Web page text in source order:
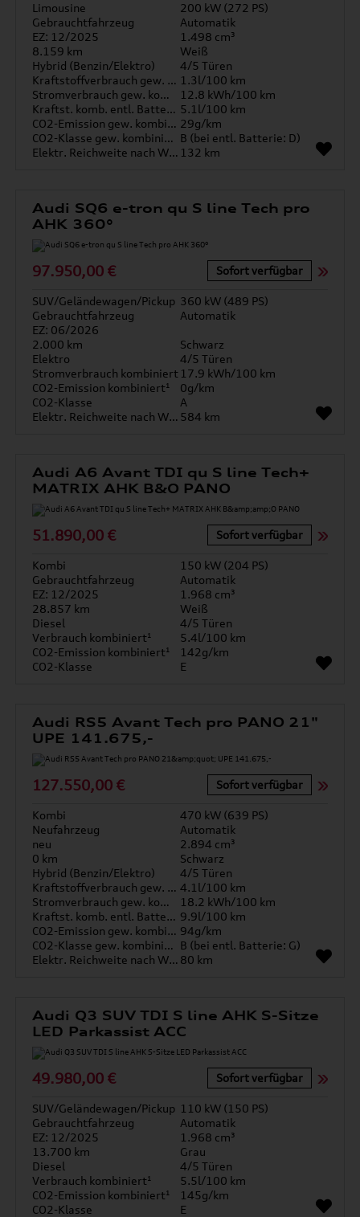
Limousine
200 kW (272 PS)
Gebrauchtfahrzeug
Automatik
EZ: 12/2025
1.498 cm³
8.159 km
Weiß
Hybrid (Benzin/Elektro)
4/5 Türen
Kraftstoffverbrauch gew. kombiniert 1.3l/100 km
Stromverbrauch gew. kombiniert
12.8 kWh/100 km
Kraftst. komb. entl. Batterie 5.1l/100 km
CO2-Emission gew. kombiniert 29g/km
CO2-Klasse gew. kombiniert B (bei entl. Batterie: D)
Elektr. Reichweite nach WLTP* 132 km
Audi SQ6 e-tron qu S line Tech pro
AHK 360°
97.950,00 € Sofort verfügbar
SUV/Geländewagen/Pickup 360 kW (489 PS)
Gebrauchtfahrzeug
Automatik
EZ: 06/2026
2.000 km
Schwarz
Elektro
4/5 Türen
Stromverbrauch kombiniert 17.9 kWh/100 km
CO2-Emission kombiniert¹
0g/km
CO2-Klasse
A
Elektr. Reichweite nach WLTP* 584 km
Audi A6 Avant TDI qu S line Tech+
MATRIX AHK B&O PANO
51.890,00 € Sofort verfügbar
Kombi
150 kW (204 PS)
Gebrauchtfahrzeug
Automatik
EZ: 12/2025
1.968 cm³
28.857 km
Weiß
Diesel
4/5 Türen
Verbrauch kombiniert¹
5.4l/100 km
CO2-Emission kombiniert¹
142g/km
CO2-Klasse
E
Audi RS5 Avant Tech pro PANO 21"
UPE 141.675,-
127.550,00 € Sofort verfügbar
Kombi
470 kW (639 PS)
Neufahrzeug
Automatik
neu
2.894 cm³
0 km
Schwarz
Hybrid (Benzin/Elektro)
4/5 Türen
Kraftstoffverbrauch gew. kombiniert 4.1l/100 km
Stromverbrauch gew. kombiniert
18.2 kWh/100 km
Kraftst. komb. entl. Batterie 9.9l/100 km
CO2-Emission gew. kombiniert 94g/km
CO2-Klasse gew. kombiniert B (bei entl. Batterie: G)
Elektr. Reichweite nach WLTP* 80 km
Audi Q3 SUV TDI S line AHK S-Sitze
LED Parkassist ACC
49.980,00 € Sofort verfügbar
SUV/Geländewagen/Pickup 110 kW (150 PS)
Gebrauchtfahrzeug
Automatik
EZ: 12/2025
1.968 cm³
13.700 km
Grau
Diesel
4/5 Türen
Verbrauch kombiniert¹
5.5l/100 km
CO2-Emission kombiniert¹
145g/km
CO2-Klasse
E